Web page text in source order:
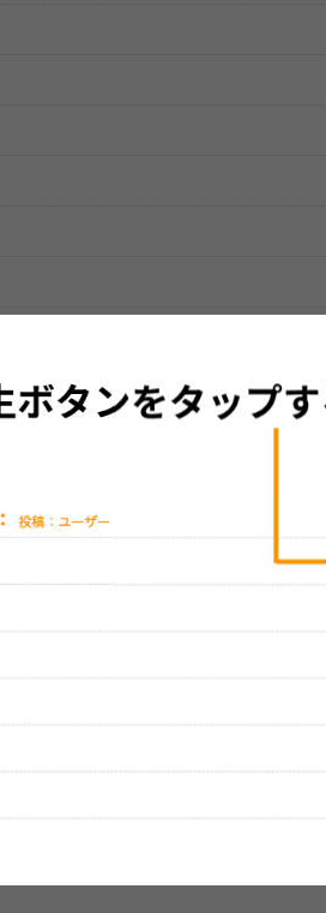
は保証されませんので、あらかじめご了承ください。
る歌詞サイト「